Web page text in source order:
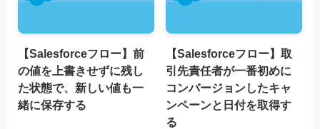
【Salesforceフロー】前
の値を上書きせずに残し
た状態で、新しい値も一
緒に保存する
【Salesforceフロー】取
引先責任者が一番初めに
コンバージョンしたキャ
ンペーンと日付を取得す
る